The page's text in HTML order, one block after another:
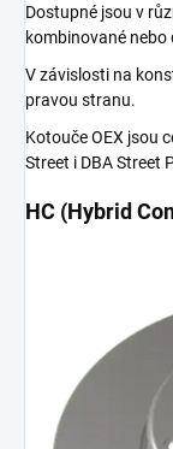
Dostupné jsou v
kombinované
V závislosti na
pravou stranu.
Kotouče OEX jsou
Street i DBA Street
HC (Hybrid